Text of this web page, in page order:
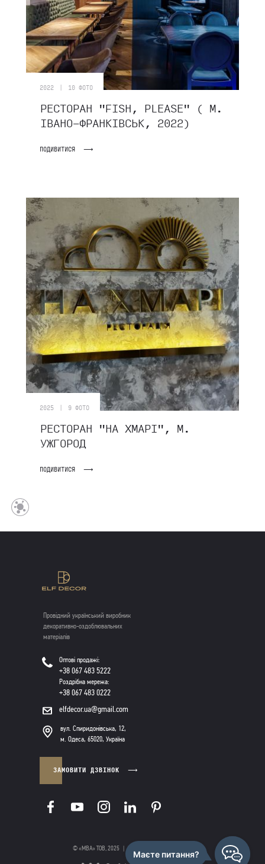
2022 | 10 ФОТО
РЕСТОРАН "FISH, PLEASE" ( М.
ІВАНО-ФРАНКІВСЬК, 2022)
ПОДИВИТИСЯ
2025 9 ФОТО
РЕСТОРАН "НА ХМАРІ", М.
УЖГОРОД
ПОДИВИТИСЯ
Провідний український виробник
декоративно-оздоблювальних
матеріалів
ЗАМОВИТИ ДЗВІНОК
Оптові продажі:
+38 067 483 5222
Роздрібна мережа:
+38 067 483 0222
elfdecor.ua@gmail.com
вул. Спиридонівська, 12,
м. Одеса, 65020, Україна
© «МВА» ТОВ, 2025 | Політика конфіденційності